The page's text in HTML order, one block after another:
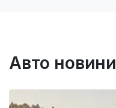
Авто новини